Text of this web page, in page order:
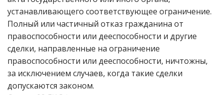
устанавливающего соответствующее ограничение.
Полный или частичный отказ гражданина от
правоспособности или дееспособности и другие
сделки, направленные на ограничение
правоспособности или дееспособности, ничтожны,
за исключением случаев, когда такие сделки
допускаются законом.